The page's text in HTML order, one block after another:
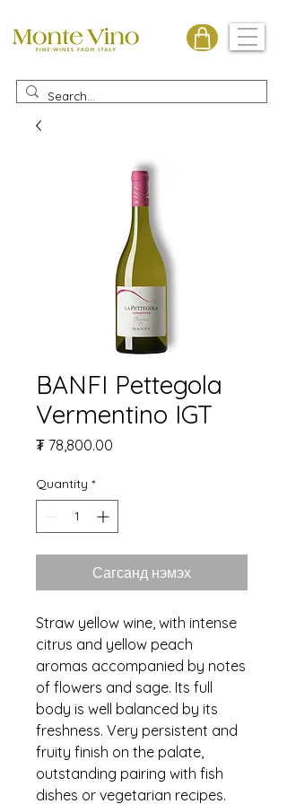
Monte Vino
BANFI Pettegola
Vermentino IGT
₮ 78,800.00
Quantity *
Сагсанд нэмэх
Straw yellow wine, with intense
citrus and yellow peach
aromas accompanied by notes
of flowers and sage. Its full
body is well balanced by its
freshness. Very persistent and
fruity finish on the palate,
outstanding pairing with fish
dishes or vegetarian recipes.